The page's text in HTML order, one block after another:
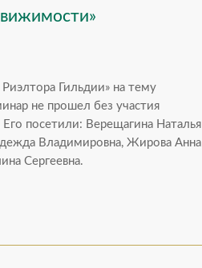
Гильдии» на тему
не прошел без участия
посетили: Верещагина Наталья
Владимировна, Жирова Анна
Сергеевна.